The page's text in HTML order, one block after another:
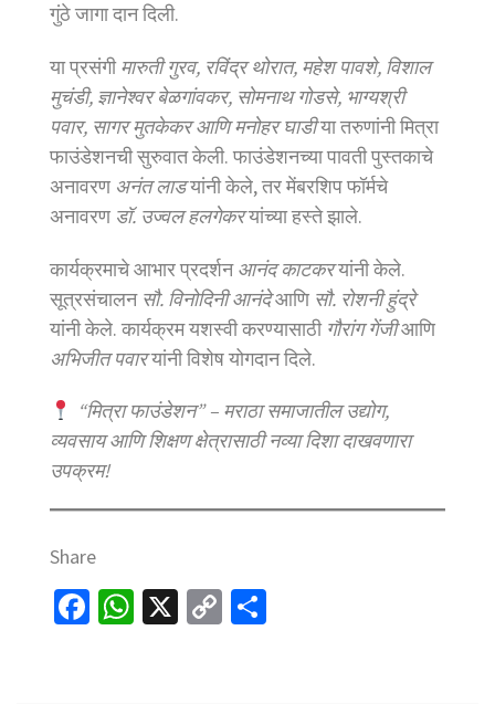
गुंठे जागा दान दिली.
या प्रसंगीमारुती गुरव, रविंद्र थोरात, महेश पावशे, विशाल
मुचंडी, ज्ञानेश्वर बेळगांवकर, सोमनाथ गोडसे, भाग्यश्री
पवार, सागर मुतकेकर आणि मनोहर घाडीया तरुणांनी मित्रा
फाउंडेशनची सुरुवात केली. फाउंडेशनच्या पावती पुस्तकाचे
अनावरण अनंत लाडयांनी केले, तर मेंबरशिप फॉर्मचे
अनावरण डॉ. उज्वल हलगेकरयांच्या हस्ते झाले.
कार्यक्रमाचे आभार प्रदर्शनआनंद काटकरयांनी केले.
सूत्रसंचालन सौ. विनोदिनी आनंदेआणि सौ. रोशनी हुंद्रे
यांनी केले. कार्यक्रम यशस्वी करण्यासाठी गौरांग गेंजीआणि
अभिजीत पवारयांनी विशेष योगदान दिले.
“मित्रा फाउंडेशन” – मराठा समाजातील उद्योग,
व्यवसाय आणि शिक्षण क्षेत्रासाठी नव्या दिशा दाखवणारा
उपक्रम!
Share
Fa W X
C